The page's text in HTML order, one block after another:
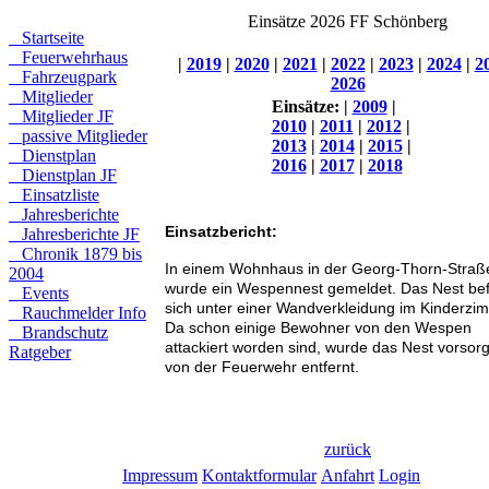
Startseite
Feuerwehrhaus
Fahrzeugpark
Mitglieder
Mitglieder JF
passive Mitglieder
Dienstplan
Dienstplan JF
Einsatzliste
Jahresberichte
Jahresberichte JF
Chronik 1879 bis
2004
Events
Rauchmelder Info
Brandschutz
Ratgeber
Einsätze 2026 FF Schönberg
| 2019| 2020| 2021 | 2022| 2023| 2024|
2026
Einsätze: | 2009|
2010| 2011 | 2012|
2013| 2014| 2015|
2016| 2017| 2018
Einsatzbericht:
In einem Wohnhaus in der Georg-Thorn-
wurde ein Wespennest gemeldet. Das Nest
sich unter einer Wandverkleidung im
Da schon einige Bewohner von den Wespen
attackiert worden sind, wurde das Nest
von der Feuerwehr entfernt.
zurück
Impressum Kontaktformular Anfahrt Login